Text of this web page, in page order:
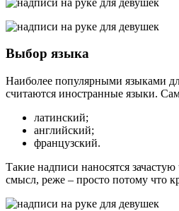
Выбор языка
Наиболее популярными языками
считаются иностранные языки.
латинский;
английский;
французский.
Такие надписи наносятся
смысл, реже – просто потому что